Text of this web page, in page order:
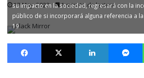
17 May, 2022 1 minuto de lectura
su impacto en la sociedad, regresará con la
público de si incorporará alguna referencia a
19
Facebook X LinkedIn